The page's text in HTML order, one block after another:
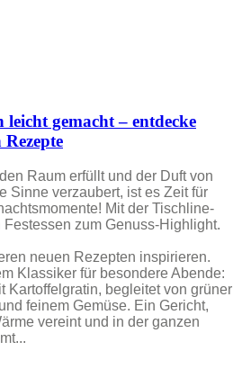
leicht gemacht – entdecke
Rezepte
Raum erfüllt und der Duft von
Sinne verzaubert, ist es Zeit für
Mit der Tischline-
zum Genuss-Highlight.
neuen Rezepten inspirieren.
Klassiker für besondere Abende:
Kartoffelgratin, begleitet von grüner
feinem Gemüse. Ein Gericht,
vereint und in der ganzen